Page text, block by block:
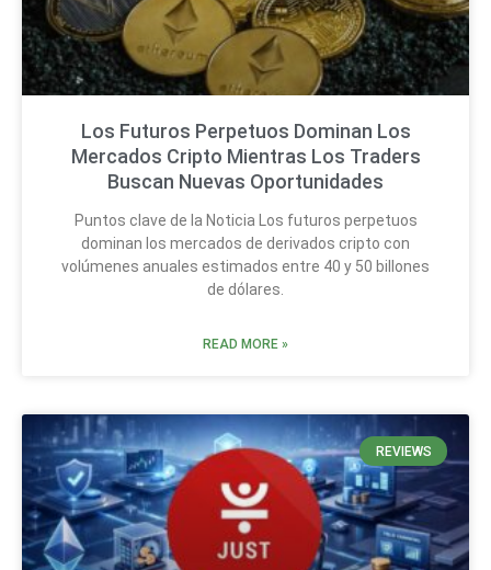
Los Futuros Perpetuos Dominan Los
Mercados Cripto Mientras Los Traders
Buscan Nuevas Oportunidades
Puntos clave de la Noticia Los futuros perpetuos
dominan los mercados de derivados cripto con
volúmenes anuales estimados entre 40 y 50 billones
de dólares.
READ MORE »
REVIEWS